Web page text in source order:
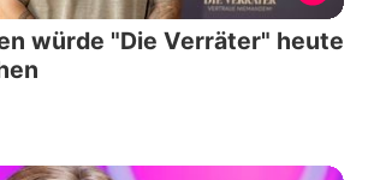
würde "Die Verräter" heute